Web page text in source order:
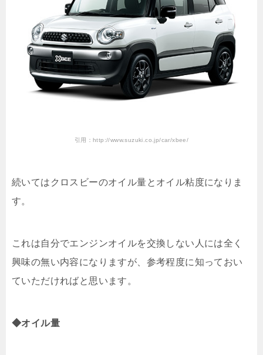
引用：http://www.suzuki.co.jp/car/xbee/
続いてはクロスビーのオイル量とオイル粘度になりま
す。
これは自分でエンジンオイルを交換しない人には全く
興味の無い内容になりますが、参考程度に知っておい
ていただければと思います。
◆オイル量